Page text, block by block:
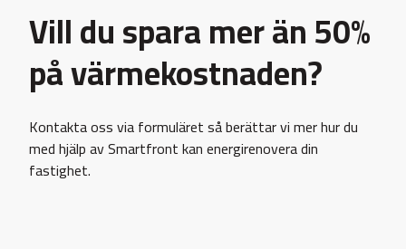
Vill du spara mer än 50%
på värmekostnaden?
Kontakta oss via formuläret så berättar vi mer hur du
med hjälp av Smartfront kan energirenovera din
fastighet.